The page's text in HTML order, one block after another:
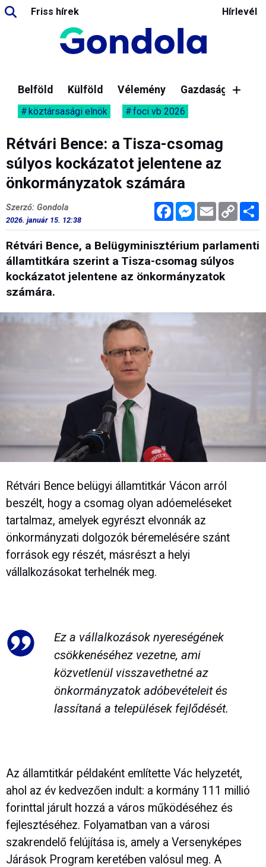
Friss hírek Hírlevél
Belföld Külföld Vélemény Gazdaság
köztársasági elnök foci vb 2026
Rétvári Bence: a Tisza-csomag
súlyos kockázatot jelentene az
önkormányzatok számára
FacebookMessenger
Email Copy
Link
Szerző: Gondola
2026. január 15. 12:38
Rétvári Bence, a Belügyminisztérium parlamenti
államtitkára szerint a Tisza-csomag súlyos
kockázatot jelentene az önkormányzatok
számára.
Rétvári Bence belügyi államtitkár Vácon arról
beszélt, hogy a csomag olyan adóemeléseket
tartalmaz, amelyek egyrészt elvonnák az
önkormányzati dolgozók béremelésére szánt
források egy részét, másrészt a helyi
vállalkozásokat terhelnék meg.
Ez a vállalkozások nyereségének
csökkenéséhez vezetne, ami
közvetlenül visszavethetné az
önkormányzatok adóbevételeit és
lassítaná a települések fejlődését.
Az államtitkár példaként említette Vác helyzetét,
ahol az év kedvezően indult: a kormány 111 millió
forinttal járult hozzá a város működéséhez és
fejlesztéséhez. Folyamatban van a városi
szakrendelő felújítása is, amely a Versenyképes
Járások Program keretében valósul meg. A